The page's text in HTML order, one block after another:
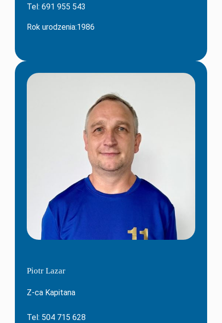
Tel: 691 955 543
Rok urodzenia:1986
Piotr Lazar
Z-ca Kapitana
Tel: 504 715 628